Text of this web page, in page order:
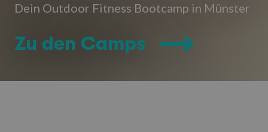
Dein Outdoor Fitness Bootcamp in Münster
Zu den Camps